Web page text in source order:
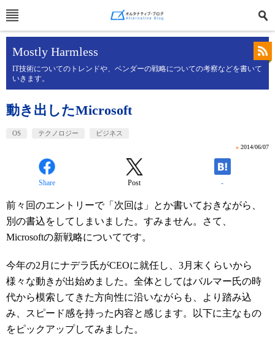
Mostly Harmless
IT技術についてのトレンドや、ベンダーの戦略についての考察などを書いて
いきます。
動き出したMicrosoft
OS テクノロジー ビジネス
» 2014/06/07
Share Post -
前々回のエントリーで「次回は」とか書いておきながら、
別の書込をしてしまいました。すみません。さて、
Microsoftの新戦略についてです。
今年の2月にナデラ氏がCEOに就任し、3月末くらいから
様々な動きが出始めました。全体としてはバルマー氏の時
代から模索してきた方向性に沿いながらも、より踏み込
み、スピード感を持った内容と感じます。以下に主なもの
をピックアップしてみました。